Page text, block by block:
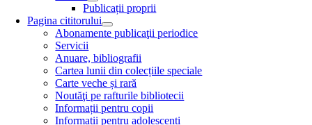
Publicații proprii
Pagina cititorului
Abonamente publicaţii periodice
Servicii
Anuare, bibliografii
Cartea lunii din colecțiile speciale
Carte veche și rară
Noutăţi pe rafturile bibliotecii
Informații pentru copii
Informații pentru adolescenți